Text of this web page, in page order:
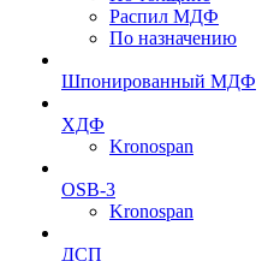
Распил МДФ
По назначению
Шпонированный МДФ
ХДФ
Kronospan
OSB-3
Kronospan
ДСП